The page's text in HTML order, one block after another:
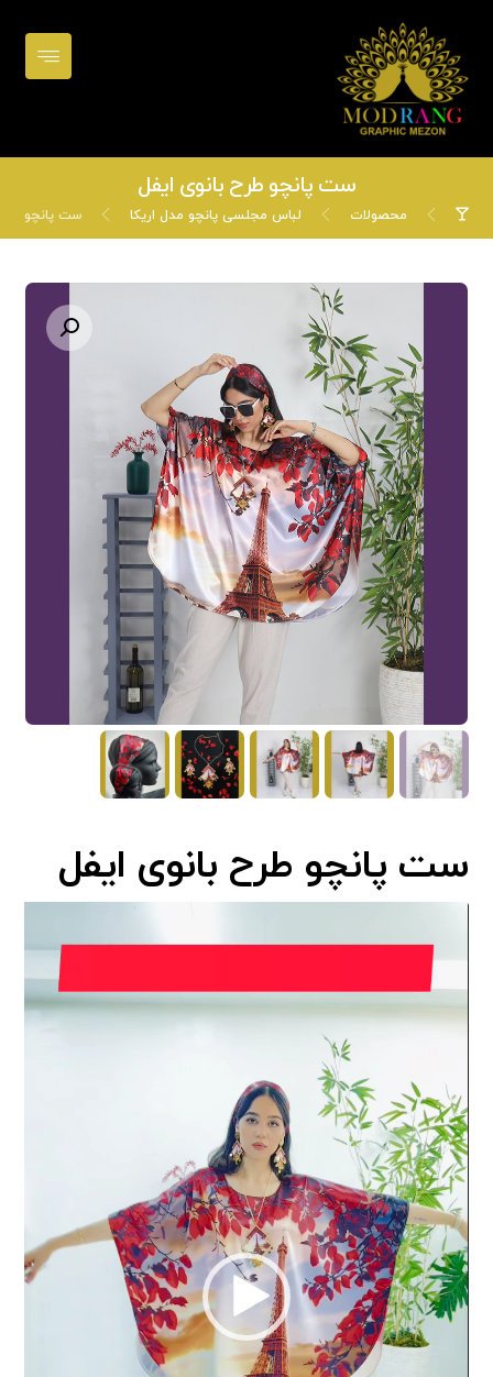
ست پانچو طرح بانوی ایفل
محصولات لباس مجلسی پانچو مدل اریکا ست پانچو طرح
ست پانچو طرح بانوی ایفل
ویدیو